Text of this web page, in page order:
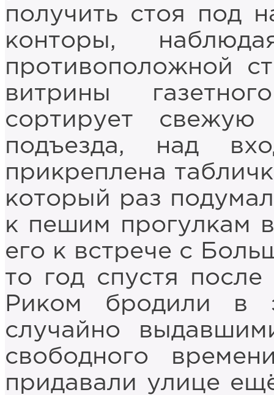
получить стоя под
конторы,
противоположной
витрины
сортирует
подъезда, над
прикреплена
который раз
к пешим прогулкам
его к встрече с
то год спустя
Риком бродили в
случайно
свободного
придавали улице